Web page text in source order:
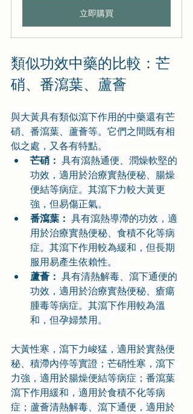
立即購買
類似功效中藥的比較：芒
硝、番瀉葉、蘆薈
與大黃具有類似瀉下作用的中藥還有芒
硝、番瀉葉、蘆薈等。它們之間既有相
似之處，又各有特點。
芒硝： 具有瀉熱通便、潤燥軟堅的
功效，適用於治療實熱便秘、腸燥
便結等病症。其瀉下力較大黃更
強，但易傷正氣。
番瀉葉： 具有瀉熱導滯的功效，適
用於治療實熱便秘、食積不化等病
症。其瀉下作用較為緩和，但長期
服用易產生依賴性。
蘆薈： 具有清熱解毒、瀉下通便的
功效，適用於治療實熱便秘、瘡瘍
腫毒等病症。其瀉下作用較為溫
和，但孕婦禁用。
大黃性寒，瀉下力峻猛，適用於實熱便
秘、積滯內停等實證；芒硝性寒，瀉下
力強，適用於腸燥便結等病症；番瀉葉
瀉下作用緩和，適用於食積不化等病
症；蘆薈清熱解毒、瀉下通便，適用於